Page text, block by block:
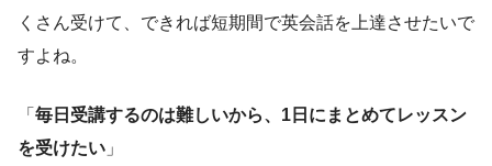
くさん受けて、できれば短期間で英会話を上達させたいで
すよね。
「 毎日受講するのは難しいから、1日にまとめてレッスン
を受けたい 」